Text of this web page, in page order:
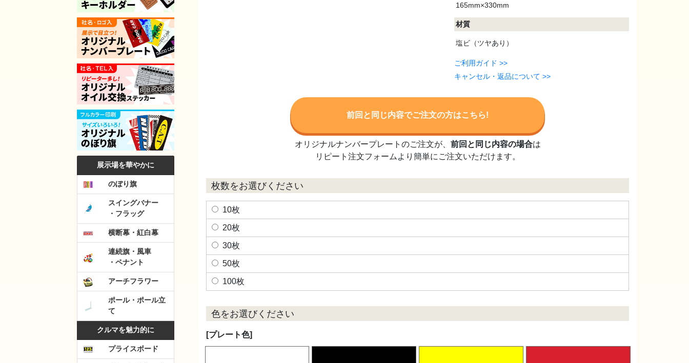
展示場を華やかに
のぼり旗
スイングバナー
・フラッグ
横断幕・紅白幕
連続旗・風車
・ペナント
アーチフラワー
ポール・ポール立
て
クルマを魅力的に
プライスボード
165mm×330mm
材質
塩ビ（ツヤあり）
ご利用ガイド >>
キャンセル・返品について >>
前回と同じ内容でご注文の方はこちら!
オリジナルナンバープレートのご注文が、 前回と同じ内容の場合は
リピート注文フォームより簡単にご注文いただけます。
枚数をお選びください
10枚
20枚
30枚
50枚
100枚
色をお選びください
[プレート色]